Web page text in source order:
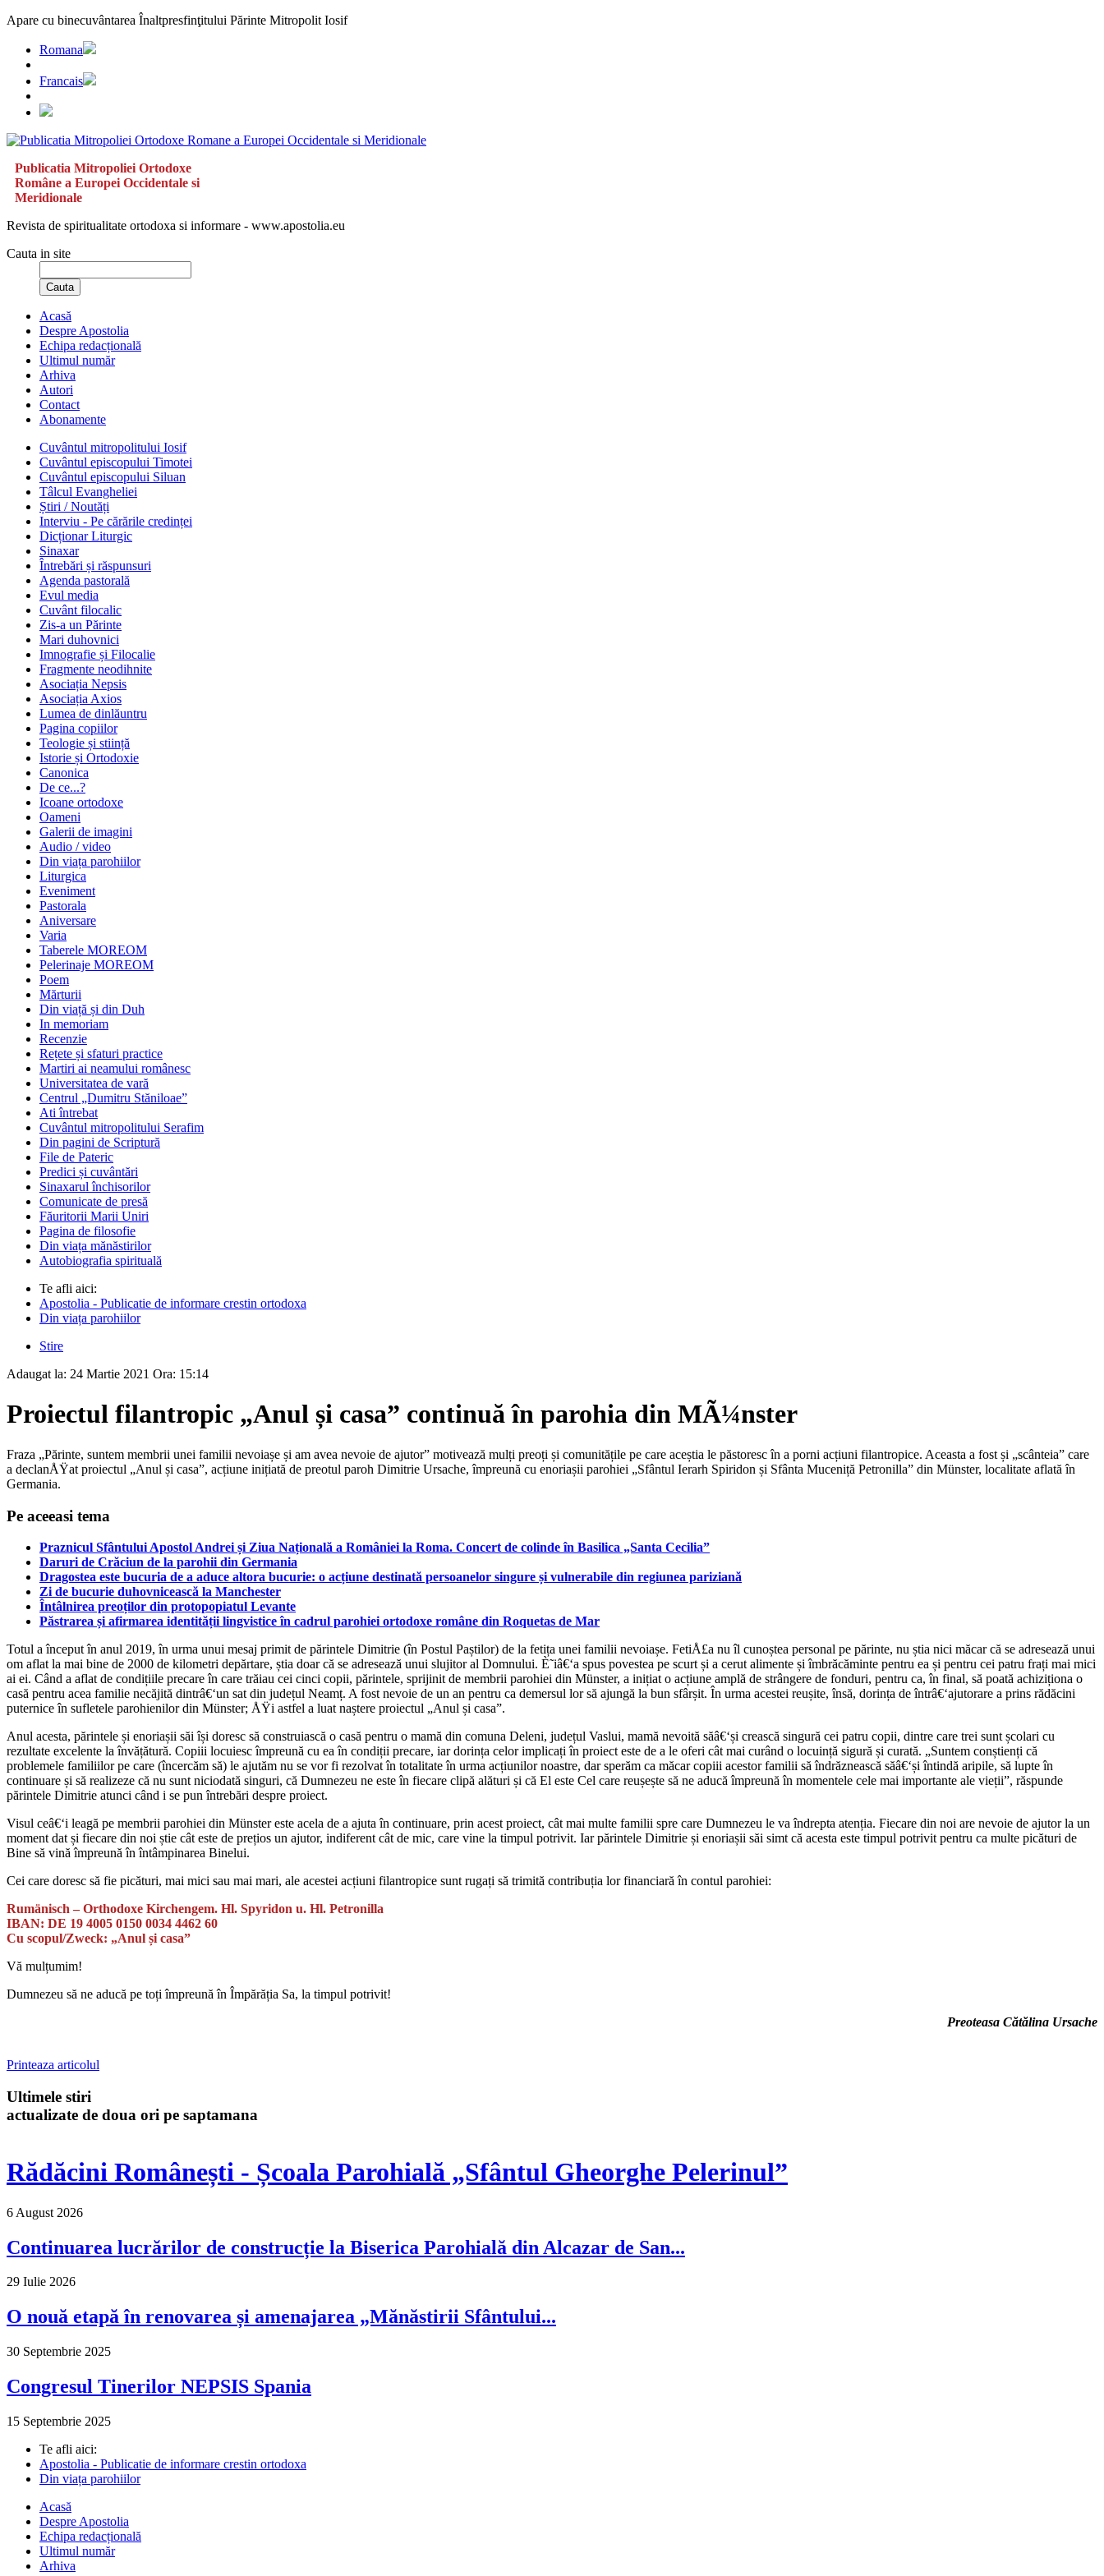
Apare cu binecuvântarea Înaltpresfinţitului Părinte Mitropolit Iosif
Romana
Francais
Publicatia Mitropoliei Ortodoxe
Române a Europei Occidentale si
Meridionale
Revista de spiritualitate ortodoxa si informare - www.apostolia.eu
Cauta in site
Cauta
Acasă
Despre Apostolia
Echipa redacțională
Ultimul număr
Arhiva
Autori
Contact
Abonamente
Cuvântul mitropolitului Iosif
Cuvântul episcopului Timotei
Cuvântul episcopului Siluan
Tâlcul Evangheliei
Știri / Noutăți
Interviu - Pe cărările credinței
Dicționar Liturgic
Sinaxar
Întrebări și răspunsuri
Agenda pastorală
Evul media
Cuvânt filocalic
Zis-a un Părinte
Mari duhovnici
Imnografie și Filocalie
Fragmente neodihnite
Asociația Nepsis
Asociația Axios
Lumea de dinlăuntru
Pagina copiilor
Teologie și stiință
Istorie și Ortodoxie
Canonica
De ce...?
Icoane ortodoxe
Oameni
Galerii de imagini
Audio / video
Din viața parohiilor
Liturgica
Eveniment
Pastorala
Aniversare
Varia
Taberele MOREOM
Pelerinaje MOREOM
Poem
Mărturii
Din viață și din Duh
In memoriam
Recenzie
Rețete și sfaturi practice
Martiri ai neamului românesc
Universitatea de vară
Centrul „Dumitru Stăniloae”
Ati întrebat
Cuvântul mitropolitului Serafim
Din pagini de Scriptură
File de Pateric
Predici și cuvântări
Sinaxarul închisorilor
Comunicate de presă
Făuritorii Marii Uniri
Pagina de filosofie
Din viața mănăstirilor
Autobiografia spirituală
Te afli aici:
Apostolia - Publicatie de informare crestin ortodoxa
Din viața parohiilor
Stire
Adaugat la: 24 Martie 2021 Ora: 15:14
Proiectul filantropic „Anul și casa” continuă în parohia din MÃ¼nster
Fraza „Părinte, suntem membrii unei familii nevoiașe și am avea nevoie de ajutor” motivează mulți preoți și comunitățile pe care aceștia le păstoresc în a porni acțiuni filantropice. Aceasta a fost și „scânteia” care
a declanÅŸat proiectul „Anul și casa”, acțiune inițiată de preotul paroh Dimitrie Ursache, împreună cu enoriașii parohiei „Sfântul Ierarh Spiridon și Sfânta Muceniță Petronilla” din Münster, localitate aflată în
Germania.
Pe aceeasi tema
Praznicul Sfântului Apostol Andrei și Ziua Națională a României la Roma. Concert de colinde în Basilica „Santa Cecilia”
Daruri de Crăciun de la parohii din Germania
Dragostea este bucuria de a aduce altora bucurie: o acțiune destinată persoanelor singure și vulnerabile din regiunea pariziană
Zi de bucurie duhovnicească la Manchester
Întâlnirea preoților din protopopiatul Levante
Păstrarea și afirmarea identității lingvistice în cadrul parohiei ortodoxe române din Roquetas de Mar
Totul a început în anul 2019, în urma unui mesaj primit de părintele Dimitrie (în Postul Paștilor) de la fetița unei familii nevoiașe. FetiÅ£a nu îl cunoștea personal pe părinte, nu știa nici măcar că se adresează unui
om aflat la mai bine de 2000 de kilometri depărtare, știa doar că se adresează unui slujitor al Domnului. È˜iâ€‘a spus povestea pe scurt și a cerut alimente și îmbrăcăminte pentru ea și pentru cei patru frați mai mici
ai ei. Când a aflat de condițiile precare în care trăiau cei cinci copii, părintele, sprijinit de membrii parohiei din Münster, a inițiat o acțiune amplă de strângere de fonduri, pentru ca, în final, să poată achiziționa o
casă pentru acea familie necăjită dintrâ€‘un sat din județul Neamț. A fost nevoie de un an pentru ca demersul lor să ajungă la bun sfârșit. În urma acestei reușite, însă, dorința de întrâ€‘ajutorare a prins rădăcini
puternice în sufletele parohienilor din Münster; ÅŸi astfel a luat naștere proiectul „Anul și casa”.
Anul acesta, părintele și enoriașii săi își doresc să construiască o casă pentru o mamă din comuna Deleni, județul Vaslui, mamă nevoită săâ€‘și crească singură cei patru copii, dintre care trei sunt școlari cu
rezultate excelente la învățătură. Copiii locuiesc împreună cu ea în condiții precare, iar dorința celor implicați în proiect este de a le oferi cât mai curând o locuință sigură și curată. „Suntem conștienți că
problemele familiilor pe care (încercăm să) le ajutăm nu se vor fi rezolvat în totalitate în urma acțiunilor noastre, dar sperăm ca măcar copiii acestor familii să îndrăznească săâ€‘și întindă aripile, să lupte în
continuare și să realizeze că nu sunt niciodată singuri, că Dumnezeu ne este în fiecare clipă alături și că El este Cel care reușește să ne aducă împreună în momentele cele mai importante ale vieții”, răspunde
părintele Dimitrie atunci când i se pun întrebări despre proiect.
Visul ceâ€‘i leagă pe membrii parohiei din Münster este acela de a ajuta în continuare, prin acest proiect, cât mai multe familii spre care Dumnezeu le va îndrepta atenția. Fiecare din noi are nevoie de ajutor la un
moment dat și fiecare din noi știe cât este de prețios un ajutor, indiferent cât de mic, care vine la timpul potrivit. Iar părintele Dimitrie și enoriașii săi simt că acesta este timpul potrivit pentru ca multe picături de
Bine să vină împreună în întâmpinarea Binelui.
Cei care doresc să fie picături, mai mici sau mai mari, ale acestei acțiuni filantropice sunt rugați să trimită contribuția lor financiară în contul parohiei:
Rumänisch – Orthodoxe Kirchengem. Hl. Spyridon u. Hl. Petronilla
IBAN: DE 19 4005 0150 0034 4462 60
Cu scopul/Zweck: „Anul și casa”
Vă mulțumim!
Dumnezeu să ne aducă pe toți împreună în Împărăția Sa, la timpul potrivit!
Preoteasa Cătălina Ursache
Printeaza articolul
Ultimele stiri
actualizate de doua ori pe saptamana
Rădăcini Românești - Școala Parohială „Sfântul Gheorghe Pelerinul”
6 August 2026
Continuarea lucrărilor de construcție la Biserica Parohială din Alcazar de San...
29 Iulie 2026
O nouă etapă în renovarea și amenajarea „Mănăstirii Sfântului...
30 Septembrie 2025
Congresul Tinerilor NEPSIS Spania
15 Septembrie 2025
Te afli aici:
Apostolia - Publicatie de informare crestin ortodoxa
Din viața parohiilor
Acasă
Despre Apostolia
Echipa redacțională
Ultimul număr
Arhiva